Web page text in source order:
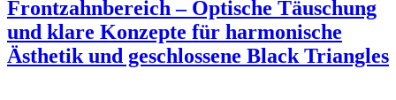
Frontzahnbereich – Optische Täuschung
und klare Konzepte für harmonische
Ästhetik und geschlossene Black Triangles